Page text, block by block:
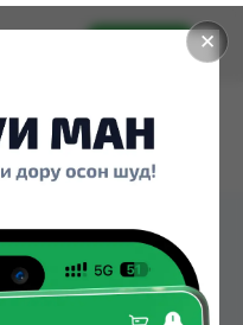
✕
Установить
ТЕЛА